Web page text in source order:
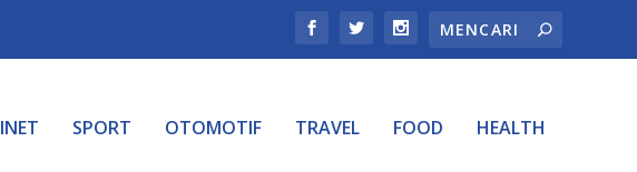
INET SPORT OTOMOTIF TRAVEL FOOD HEALTH